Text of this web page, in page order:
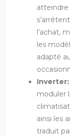
atteindre
l’achat,
les
adapté
Inverter:
moduler
ainsi les
traduit